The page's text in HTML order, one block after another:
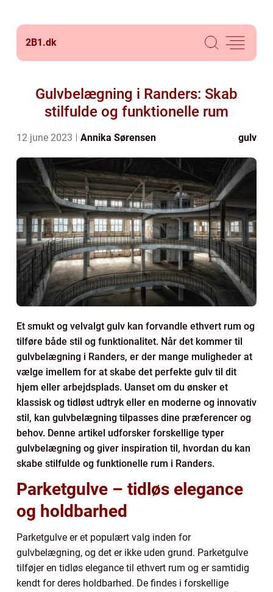
2B1.dk
Gulvbelægning i Randers: Skab
stilfulde og funktionelle rum
12 june 2023 Annika Sørensen gulv
Et smukt og velvalgt gulv kan forvandle ethvert rum og
tilføre både stil og funktionalitet. Når det kommer til
gulvbelægning i Randers, er der mange muligheder at
vælge imellem for at skabe det perfekte gulv til dit
hjem eller arbejdsplads. Uanset om du ønsker et
klassisk og tidløst udtryk eller en moderne og innovativ
stil, kan gulvbelægning tilpasses dine præferencer og
behov. Denne artikel udforsker forskellige typer
gulvbelægning og giver inspiration til, hvordan du kan
skabe stilfulde og funktionelle rum i Randers.
Parketgulve – tidløs elegance
og holdbarhed
Parketgulve er et populært valg inden for
gulvbelægning, og det er ikke uden grund. Parketgulve
tilføjer en tidløs elegance til ethvert rum og er samtidig
kendt for deres holdbarhed. De findes i forskellige